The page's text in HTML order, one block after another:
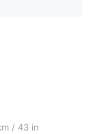
Cintura: 71 cm
/ 43 in